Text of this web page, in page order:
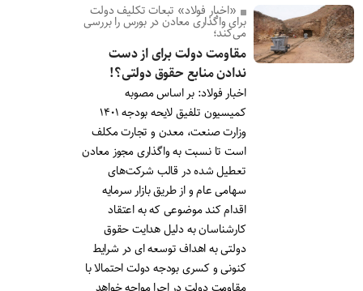
«اخبار فولاد» تبعات تکلیف دولت
برای واگذاری معادن در بورس را بررسی
می‌کند؛
مقاومت دولت برای از دست
ندادن منابع حقوق دولتی؟!
اخبار فولاد: بر اساس مصوبه
کمیسیون تلفیق لایحه بودجه ۱۴۰۱
وزارت صنعت، معدن و تجارت مکلف
است تا نسبت به واگذاری مجوز معادن
تعطیل شده در قالب شرکت‌های
سهامی عام و از طریق بازار سرمایه
اقدام کند موضوعی که به اعتقاد
کارشناسان به دلیل هدایت حقوق
دولتی به اهداف توسعه ای در شرایط
کنونی و کسری بودجه دولت احتمالا با